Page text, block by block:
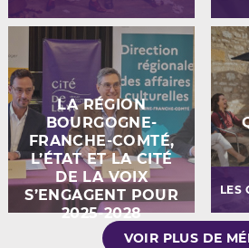
LA RÉGION
BOURGOGNE-
FRANCHE-COMTÉ,
L’ÉTAT ET LA CITÉ
DE LA VOIX
S’ENGAGENT POUR
2025-2028
LES
VOIR PLUS DE